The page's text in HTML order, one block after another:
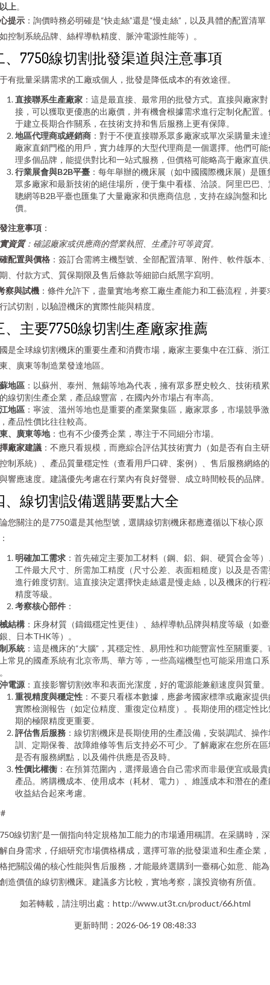
上。
提示 ：詢價時務必明確是“快走絲”還是“慢走絲”，以及具體的配置清單
控制系統品牌、絲桿導軌精度、脈沖電源性能等）。
、7750線切割批發渠道與注意事項
有批量采購需求的工廠或個人，批發是降低成本的有效途徑。
直接聯系生產廠家 ：這是最直接、最常用的批發方式。直接與廠家對
接，可以獲取更優惠的出廠價，并有機會根據需求進行定制化配置。
于建立長期合作關系，在技術支持和售后服務上更有保障。
地區代理商或經銷商 ：對于不便直接聯系眾多廠家或單次采購量未
廠家直銷門檻的用戶，實力雄厚的大型代理商是一個選擇。他們可能
理多個品牌，能提供對比和一站式服務，但價格可能略高于廠家直供
行業展會與B2B平臺 ：每年舉辦的機床展（如中國國際機床展）是匯
眾多廠家和最新技術的絕佳場所，便于集中看樣、洽談。阿里巴巴、
聰網等B2B平臺也匯集了大量廠家和供應商信息，支持在線詢盤和比
價。
注意事項 ：
資質：確認廠家或供應商的營業執照、生產許可等資質。
配置與價格 ：簽訂合需將主機型號、全部配置清單、附件、軟件版本
、付款方式、質保期限及售后條款等細節白紙黑字寫明。
察與試機 ：條件允許下，盡量實地考察工廠生產能力和工藝流程，并要
試切割，以驗證機床的實際性能與精度。
、主要7750線切割生產廠家推薦
是全球線切割機床的重要生產和消費市場，廠家主要集中在江蘇、浙
、廣東等制造業發達地區。
地區 ：以蘇州、泰州、無錫等地為代表，擁有眾多歷史較久、技術積
線切割生產企業，產品線豐富，在國內外市場占有率高。
地區 ：寧波、溫州等地也是重要的產業聚集區，廠家眾多，市場競爭激
產品性價比往往較高。
、廣東等地：也有不少優秀企業，專注于不同細分市場。
廠家建議 ：不應只看規模，而應綜合評估其技術實力（如是否有自主
制系統）、產品質量穩定性（查看用戶口碑、案例）、售后服務網絡
響應速度。建議優先考慮在行業內有良好聲譽、成立時間較長的品牌。
、線切割設備選購要點大全
您關注的是7750還是其他型號，選購線切割機床都應遵循以下核心原
明確加工需求 ：首先確定主要加工材料（鋼、鋁、銅、硬質合金等）
工件最大尺寸、所需加工精度（尺寸公差、表面粗糙度）以及是否需
進行錐度切割。這直接決定選擇快走絲還是慢走絲，以及機床的行程
精度等級。
考察核心部件 ：
結構 ：床身材質（鑄鐵穩定性更佳）、絲桿導軌品牌與精度等級（如
、日本THK等）。
系統：這是機床的“大腦”，其穩定性、易用性和功能豐富性至關重要。
常見的國產系統有北京帝馬、華方等，一些高端機型也可能采用進口系
電源 ：直接影響切割效率和表面光潔度，好的電源能兼顧速度與質量。
重視精度與穩定性 ：不要只看樣本數據，應參考國家標準或廠家提
實際檢測報告（如定位精度、重復定位精度）。長期使用的穩定性比
期的極限精度更重要。
評估售后服務 ：線切割機床是長期使用的生產設備，安裝調試、操作
訓、定期保養、故障維修等售后支持必不可少。了解廠家在您所在區
是否有服務網點，以及備件供應是否及時。
性價比權衡 ：在預算范圍內，選擇最適合自己需求而非最便宜或最貴
產品。將購機成本、使用成本（耗材、電力）、維護成本和潛在的產
收益結合起來考慮。
線切割”是一個指向特定規格加工能力的市場通用稱謂。在采購時，
自身需求，仔細研究市場價格構成，選擇可靠的批發渠道和生產企業
把關設備的核心性能與售后服務，才能最終選購到一臺稱心如意、能
造價值的線切割機床。建議多方比較，實地考察，讓投資物有所值。
如若轉載，請注明出處：http://www.ut3t.cn/product/66.html
更新時間：2026-06-19 08:48:33